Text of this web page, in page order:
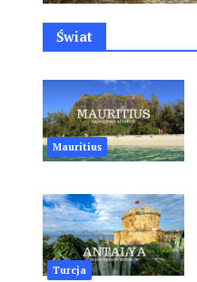
Świat
Mauritius
Turcja